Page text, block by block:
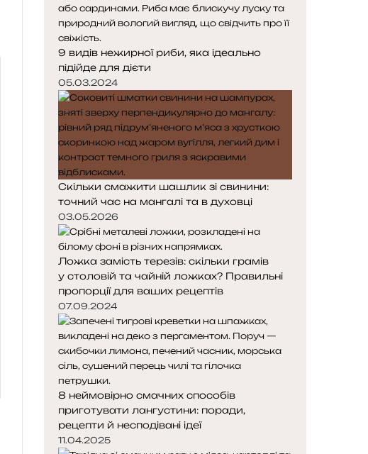
9 видів нежирної риби, яка ідеально
підійде для дієти
05.03.2024
Скільки смажити шашлик зі свинини:
точний час на мангалі та в духовці
03.05.2026
Ложка замість терезів: скільки грамів
у столовій та чайній ложках? Правильні
пропорції для ваших рецептів
07.09.2024
8 неймовірно смачних способів
приготувати лангустини: поради,
рецепти й несподівані ідеї
11.04.2025